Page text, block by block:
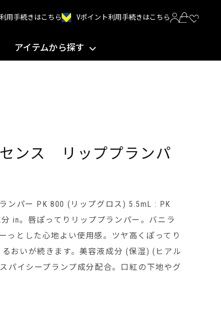
利用手続きはこちら Vポイント利用手続きはこちら
アイテムから探す
ス リッププランパ
ンパー PK 800 (リップグロス) 5.5mL : PK
in。唇ぽってりリッププランパー。バニラ
っとした心地よい使用感。ツヤ高くぽってり
おいが続きます。美容液成分 (保湿) (ヒアル
パイシープランプ成分配合。口紅の下地やグ